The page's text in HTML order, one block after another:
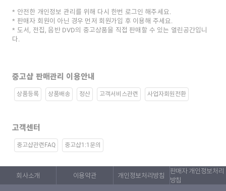
안전한 개인정보 관리를 위해 다시 한번 로그인 해주세요.
판매자 회원이 아닌 경우 먼저 회원가입 후 이용해 주세요.
도서, 전집, 음반 DVD의 중고상품을 직접 판매할 수 있는 열린공간입니
다.
중고샵 판매관리 이용안내
상품등록 상품배송 정산 고객서비스관련 사업자회원전환
고객센터
중고샵관련FAQ 중고샵1:1문의
회사소개 이용약관 개인정보처리방침
판매자 개인정보처리
방침